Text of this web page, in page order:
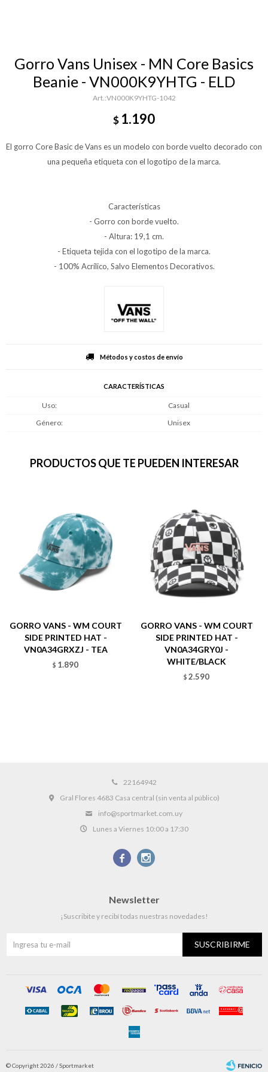
Gorro Vans Unisex - MN Core Basics
Beanie - VN000K9YHTG - ELD
VN000K9YHTG-1042
$ 1.190
El gorro Core Basic de Vans es un modelo con borde vuelto decorado con
una pequeña etiqueta con el logotipo de la marca.
Características
- Gorro con borde vuelto.
- Altura: 19,1 cm.
- Etiqueta tejida con el logotipo de la marca.
- 100% Acrílico, Salvo Elementos Decorativos.
Métodos y costos de envío
CARACTERÍSTICAS
Uso
Casual
Género
Unisex
PRODUCTOS QUE TE PUEDEN INTERESAR
GORRO VANS - WM COURT
SIDE PRINTED HAT -
VN0A34GRXZJ - TEA
$ 1.890
GORRO VANS - WM COURT
SIDE PRINTED HAT -
VN0A34GRY0J -
WHITE/BLACK
$ 2.590
22164942
Gral Flores 4683 Casa central (sin venta al público)
info@sportmarket.com.uy
Lunes a Viernes 10:00 a 17:30
 
Newsletter
¡Suscribite y recibí todas nuestras novedades!
SUSCRIBIRME
© Copyright 2026 / Sportmarket